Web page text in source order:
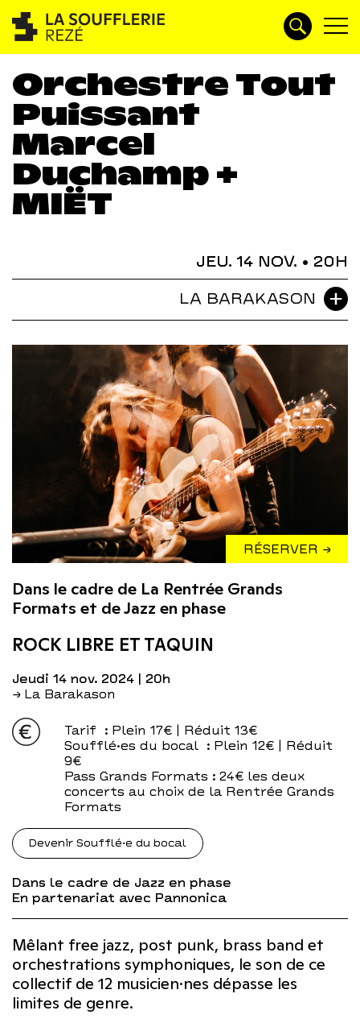
Orchestre Tout
Puissant
Marcel
Duchamp +
MIËT
JEU. 14 NOV. • 20H
LA BARAKASON
RÉSERVER →
Dans le cadre de La Rentrée Grands
Formats et de Jazz en phase
ROCK LIBRE ET TAQUIN
jeudi 14 nov. 2024 | 20h
→ La Barakason
Tarif
: Plein 17€ | Réduit 13€
Soufflé·es du bocal : Plein 12€ | Réduit
9€
Pass Grands Formats : 24€ les deux
concerts au choix de la Rentrée Grands
Formats
Devenir Soufflé·e du bocal
Dans le cadre de Jazz en phase
En partenariat avec Pannonica
Mêlant free jazz, post punk, brass band et
orchestrations symphoniques, le son de ce
collectif de 12 musicien·nes dépasse les
limites de genre.